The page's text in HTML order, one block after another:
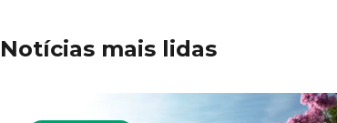
Notícias mais lidas